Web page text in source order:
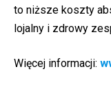
to niższe koszty
lojalny i zdrowy
Więcej informacji: